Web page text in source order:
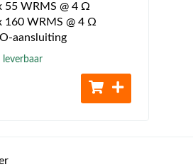
55 WRMS @ 4 Ω
160 WRMS @ 4 Ω
aansluiting
leverbaar